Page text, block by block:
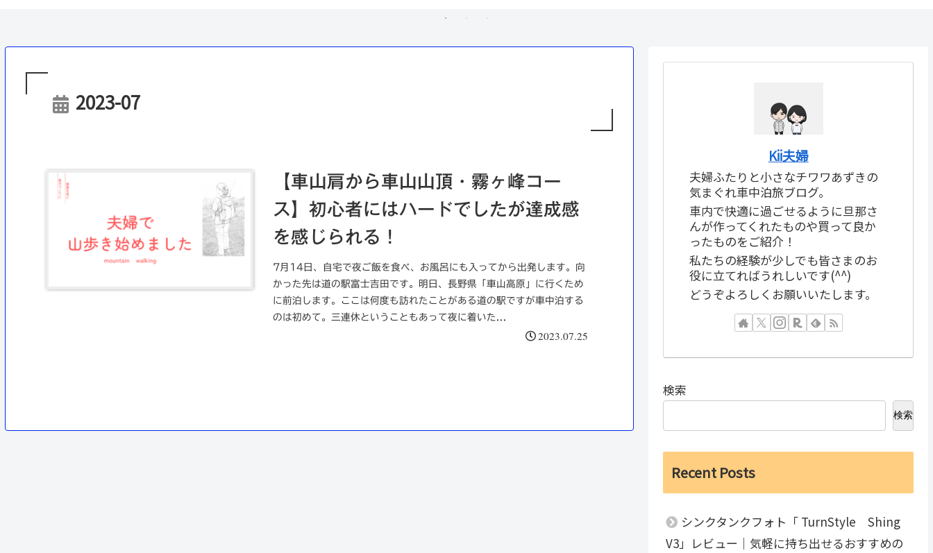
2023-07
【車山肩から車山山頂・霧ヶ峰コー
ス】初心者にはハードでしたが達成感
を感じられる！
7月14日、自宅で夜ご飯を食べ、お風呂にも入ってから出発します。向
かった先は道の駅富士吉田です。明日、長野県「車山高原」に行くため
に前泊します。ここは何度も訪れたことがある道の駅ですが車中泊する
のは初めて。三連休ということもあって夜に着いた...
2023.07.25
Kii夫婦
夫婦ふたりと小さなチワワあずきの
気まぐれ車中泊旅ブログ。
車内で快適に過ごせるように旦那さ
んが作ってくれたものや買って良か
ったものをご紹介！
私たちの経験が少しでも皆さまのお
役に立てればうれしいです(^^)
どうぞよろしくお願いいたします。
検索
検索
Recent Posts
シンクタンクフォト「 TurnStyle Shing
V3」レビュー｜気軽に持ち出せるおすすめの